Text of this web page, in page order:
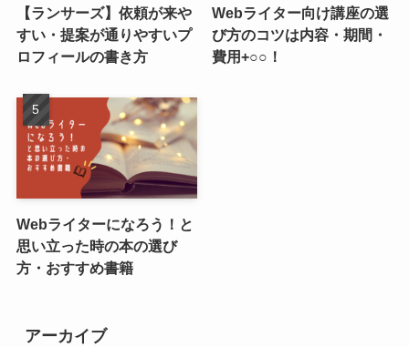
【ランサーズ】依頼が来や
すい・提案が通りやすいプ
ロフィールの書き方
Webライター向け講座の選
び方のコツは内容・期間・
費用+○○！
Webライターになろう！と
思い立った時の本の選び
方・おすすめ書籍
アーカイブ